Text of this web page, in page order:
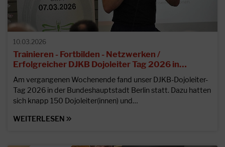
10.03.2026
Trainieren - Fortbilden - Netzwerken /
Erfolgreicher DJKB Dojoleiter Tag 2026 in…
Am vergangenen Wochenende fand unser DJKB-Dojoleiter-
Tag 2026 in der Bundeshauptstadt Berlin statt. Dazu hatten
sich knapp 150 Dojoleiter(innen) und…
WEITERLESEN